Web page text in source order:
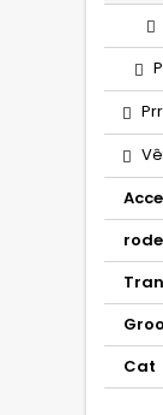
Prr
Cat